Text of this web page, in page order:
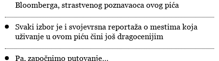
Bloomberga, strastvenog poznavaoca ovog pića
Svaki izbor je i svojevrsna reportaža o mestima koja
uživanje u ovom piću čini još dragocenijim
Pa, započnimo putovanje…